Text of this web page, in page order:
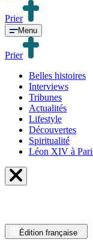
Prier
Menu
Prier
Belles histoires
Interviews
Tribunes
Actualités
Lifestyle
Découvertes
Spiritualité
Léon XIV à
Édition française